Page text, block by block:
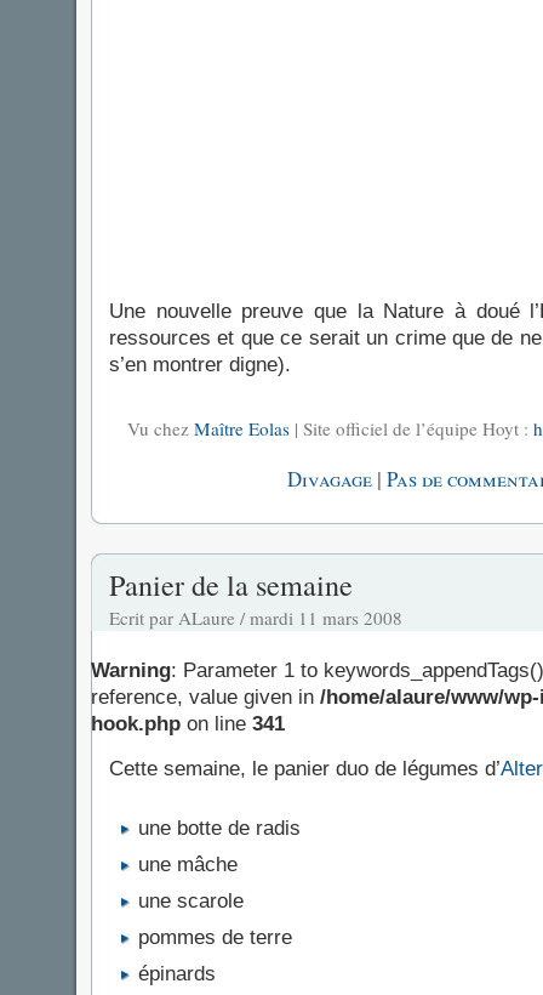
Une nouvelle preuve que la Nature à doué
ressources et que ce serait un crime que de
s’en montrer digne).
Vu chez Maître Eolas | Site officiel de l’équipe Hoyt :
Divagage | Pas de
Panier de la semaine
Ecrit par ALaure / mardi 11 mars 2008
Warning: Parameter 1 to
reference, value given in /home/alaure/www/
hook.php on line 341
Cette semaine, le panier duo de légumes d’
une botte de radis
une mâche
une scarole
pommes de terre
épinards